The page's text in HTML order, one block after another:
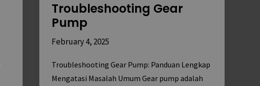
Troubleshooting Gear
Pump
February 4, 2025
Troubleshooting Gear Pump: Panduan Lengkap
Mengatasi Masalah Umum Gear pump adalah